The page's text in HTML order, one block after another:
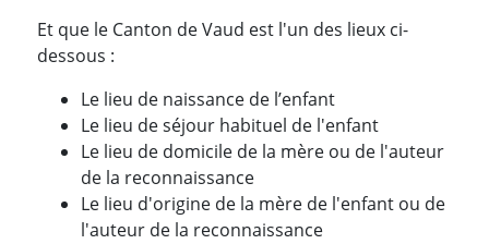
Et que le Canton de Vaud est l'un des lieux ci-
dessous :
Le lieu de naissance de l’enfant
Le lieu de séjour habituel de l'enfant
Le lieu de domicile de la mère ou de l'auteur
de la reconnaissance
Le lieu d'origine de la mère de l'enfant ou de
l'auteur de la reconnaissance